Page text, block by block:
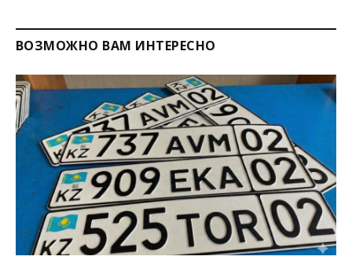
ВОЗМОЖНО ВАМ ИНТЕРЕСНО